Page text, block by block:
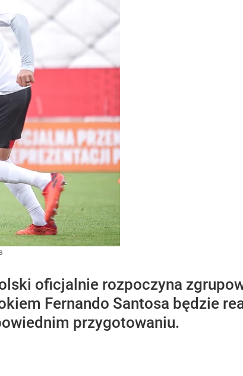
oficjalnie rozpoczyna
Fernando Santosa będzie
przygotowaniu.